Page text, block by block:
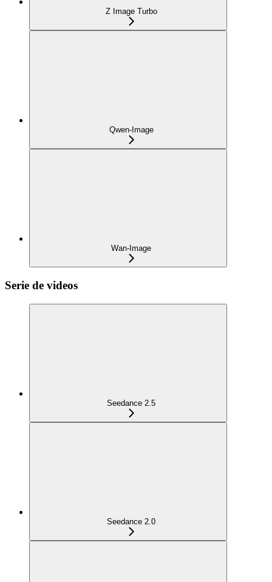
Z Image Turbo
Qwen-Image
Wan-Image
Serie de videos
Seedance 2.5
Seedance 2.0